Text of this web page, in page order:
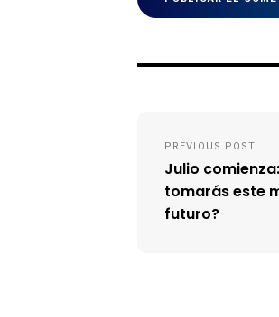
entradas
PREVIOUS POST
Julio
tomarás este
futuro?